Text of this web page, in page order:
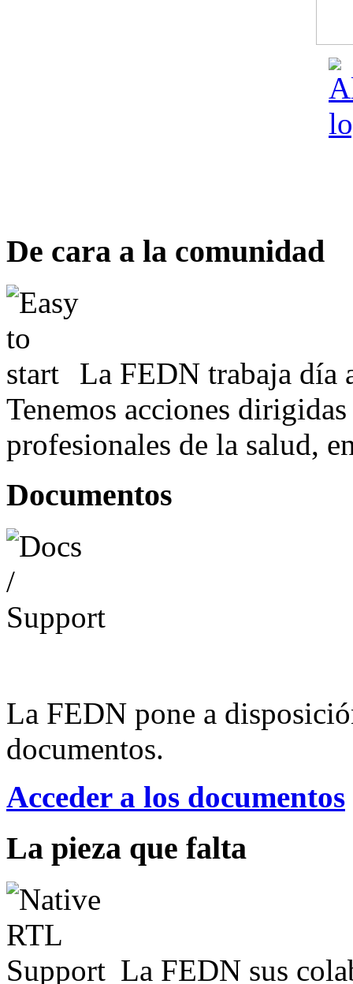
De cara a la comunidad
La FEDN trabaja día
Tenemos acciones
profesionales de la salud,
Documentos
La FEDN pone a
documentos.
Acceder a los documentos
La pieza que falta
La FEDN sus